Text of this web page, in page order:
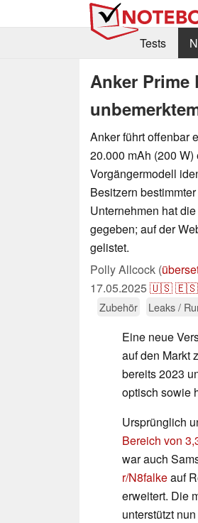
Tests
Anker Prime
Anker führt offenbar
20.000 mAh (200
Vorgängermodell
Besitzern
Unternehmen hat
gegeben; auf der
gelistet.
Polly Allcock (
17.05.2025🇺🇸🇪🇸
Zubehör Leaks /
Eine neue
auf den Markt
bereits 2023
optisch sowie
Ursprünglich
Bereich von
war auch
r/N8falkeauf
erweitert. Die
unterstützt